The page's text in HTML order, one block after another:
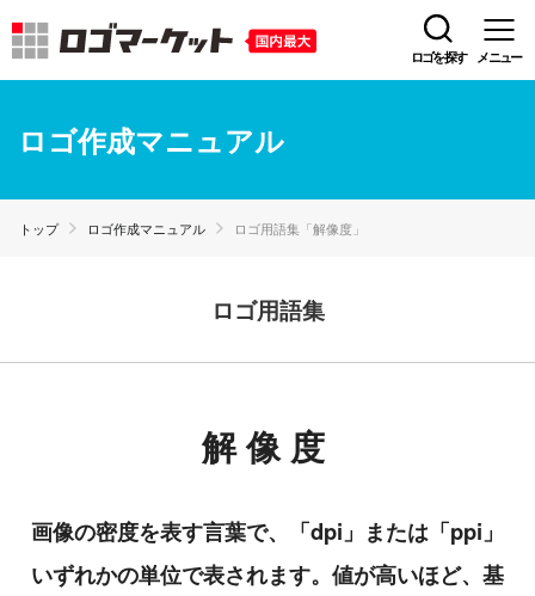
ロゴを探す メニュー
ロゴ作成マニュアル
トップ ロゴ作成マニュアル ロゴ用語集「解像度」
ロゴ用語集
解像度
画像の密度を表す言葉で、「dpi」または「ppi」
いずれかの単位で表されます。値が高いほど、基